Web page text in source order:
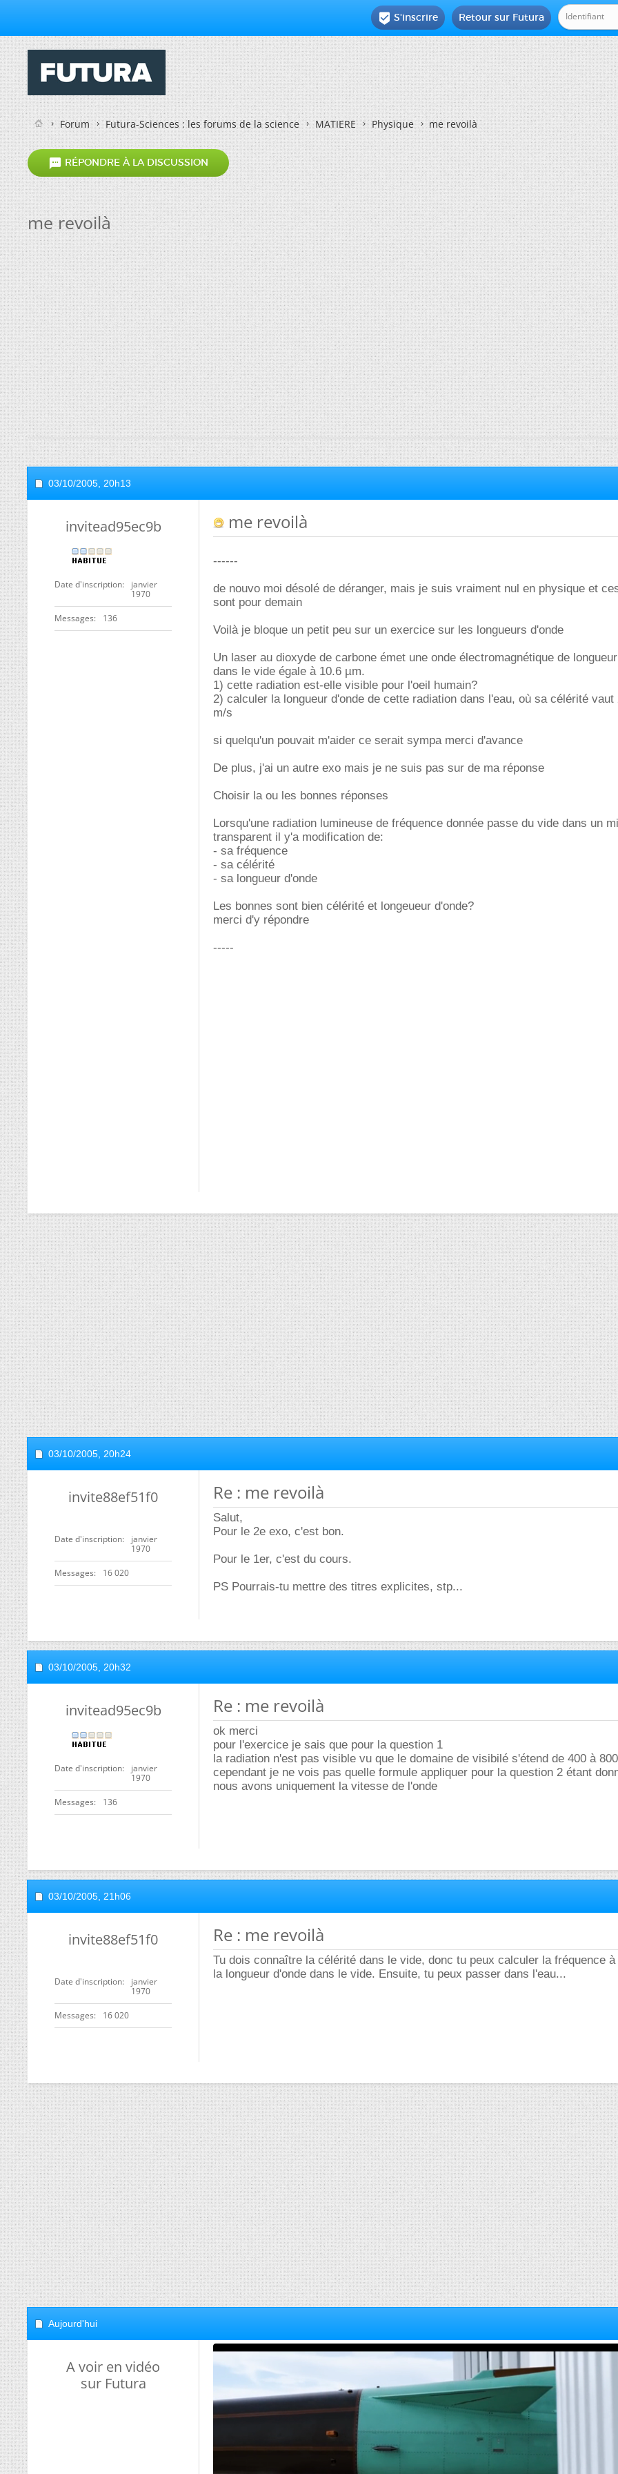
Retour sur Futura
 S'inscrire
Forum Futura-Sciences : les forums de la science MATIERE Physique me revoilà
 RÉPONDRE À LA DISCUSSION
me revoilà
03/10/2005, 20h13
invitead95ec9b
Date d'inscription
janvier
1970
Messages 136
me revoilà
------
de nouvo moi désolé de déranger, mais je suis vraiment nul en physique et
sont pour demain
Voilà je bloque un petit peu sur un exercice sur les longueurs d'onde
Un laser au dioxyde de carbone émet une onde électromagnétique de
dans le vide égale à 10.6 µm.
1) cette radiation est-elle visible pour l'oeil humain?
2) calculer la longueur d'onde de cette radiation dans l'eau, où sa célérité vaut
m/s
si quelqu'un pouvait m'aider ce serait sympa merci d'avance
De plus, j'ai un autre exo mais je ne suis pas sur de ma réponse
Choisir la ou les bonnes réponses
Lorsqu'une radiation lumineuse de fréquence donnée passe du vide dans un
transparent il y'a modification de:
- sa fréquence
- sa célérité
- sa longueur d'onde
Les bonnes sont bien célérité et longeueur d'onde?
merci d'y répondre
-----
03/10/2005, 20h24
invite88ef51f0
Date d'inscription
janvier
1970
Messages 16 020
Re : me revoilà
Salut,
Pour le 2e exo, c'est bon.
Pour le 1er, c'est du cours.
PS Pourrais-tu mettre des titres explicites, stp...
03/10/2005, 20h32
invitead95ec9b
Date d'inscription
janvier
1970
Messages 136
Re : me revoilà
ok merci
pour l'exercice je sais que pour la question 1
la radiation n'est pas visible vu que le domaine de visibilé s'étend de 400 à
cependant je ne vois pas quelle formule appliquer pour la question 2 étant
nous avons uniquement la vitesse de l'onde
03/10/2005, 21h06
invite88ef51f0
Date d'inscription
janvier
1970
Messages 16 020
Re : me revoilà
Tu dois connaître la célérité dans le vide, donc tu peux calculer la fréquence
la longueur d'onde dans le vide. Ensuite, tu peux passer dans l'eau...
Aujourd'hui
A voir en vidéo
sur Futura